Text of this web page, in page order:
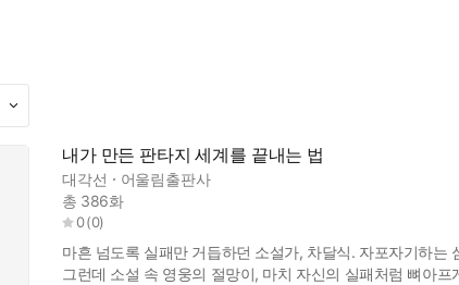
내가 만든 판타지 세계를 끝내는 법
대각선
어울림출판사
총 386화
0(0)
마흔 넘도록 실패만 거듭하던 소설가, 차달식. 자포자기하는
그런데 소설 속 영웅의 절망이, 마치 자신의 실패처럼 뼈아